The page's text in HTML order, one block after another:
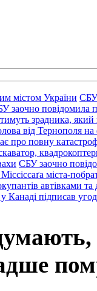
містом України СБУ
заочно повідомила
зрадника, який
від Тернополя
про повну
СБУ заочно
міста-
автівками
Канаді підписав